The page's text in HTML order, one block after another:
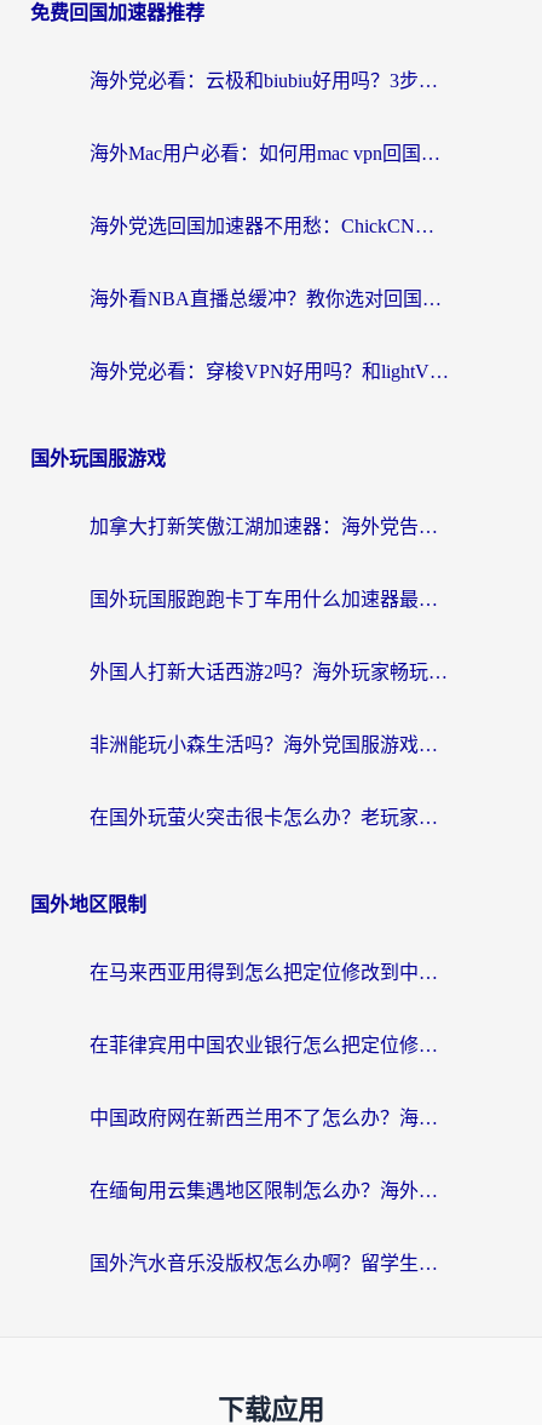
免费回国加速器推荐
海外党必看：云极和biubiu好用吗？3步选对回国加速器，无缝刷国内剧玩手游
海外Mac用户必看：如何用mac vpn回国实现无缝刷国内剧玩国服？
海外党选回国加速器不用愁：ChickCN和SpeedCN好用吗？实测对比+避坑指南
海外看NBA直播总缓冲？教你选对回国加速器，无缝看球还能刷国内剧
海外党必看：穿梭VPN好用吗？和lightVPN对比哪个回国效果更好？附真实体验与选择指南
国外玩国服游戏
加拿大打新笑傲江湖加速器：海外党告别延迟卡顿的实用指南
国外玩国服跑跑卡丁车用什么加速器最好？2026真实玩家亲测避坑指南
外国人打新大话西游2吗？海外玩家畅玩国服游戏的终极加速器指南
非洲能玩小森生活吗？海外党国服游戏加速器终极指南（附阿根廷CF手游帕斯卡契约解决方案）
在国外玩萤火突击很卡怎么办？老玩家亲测有效的加速器选择指南
国外地区限制
在马来西亚用得到怎么把定位修改到中国国内？留学生亲测有效的追剧看片攻略
在菲律宾用中国农业银行怎么把定位修改到中国国内？海外华人必看的数字生活解决方案
中国政府网在新西兰用不了怎么办？海外华人追剧看新闻的实用指南
在缅甸用云集遇地区限制怎么办？海外党亲测有效解决方案来了！
国外汽水音乐没版权怎么办啊？留学生亲测有效的回国加速攻略
下载应用